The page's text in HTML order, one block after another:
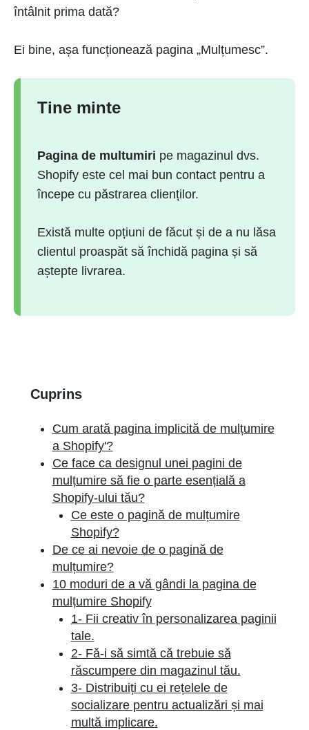
întâlnit prima dată?
Ei bine, așa funcționează pagina „Mulțumesc”.
Tine minte
Pagina de multumiri pe magazinul dvs.
Shopify este cel mai bun contact pentru a
începe cu păstrarea clienților.
Există multe opțiuni de făcut și de a nu lăsa
clientul proaspăt să închidă pagina și să
aștepte livrarea.
Cuprins
Cum arată pagina implicită de mulțumire
a Shopify'?
Ce face ca designul unei pagini de
mulțumire să fie o parte esențială a
Shopify-ului tău?
Ce este o pagină de mulțumire
Shopify?
De ce ai nevoie de o pagină de
mulțumire?
10 moduri de a vă gândi la pagina de
mulțumire Shopify
1- Fii creativ în personalizarea paginii
tale.
2- Fă-i să simtă că trebuie să
răscumpere din magazinul tău.
3- Distribuiți cu ei rețelele de
socializare pentru actualizări și mai
multă implicare.